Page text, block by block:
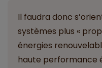
Il faudra donc
systèmes plus «
énergies
haute performance